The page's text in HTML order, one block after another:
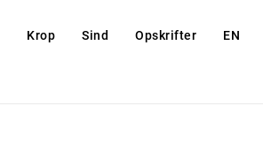
Krop Sind Opskrifter EN